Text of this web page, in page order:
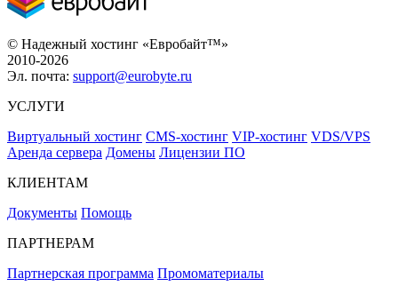
© Надежный хостинг «Евробайт™»
2010-2026
Эл. почта: support@eurobyte.ru
УСЛУГИ
Виртуальный хостинг CMS-хостинг VIP-хостинг VDS/VPS
Аренда сервера Домены Лицензии ПО
КЛИЕНТАМ
Документы Помощь
ПАРТНЕРАМ
Партнерская программа Промоматериалы